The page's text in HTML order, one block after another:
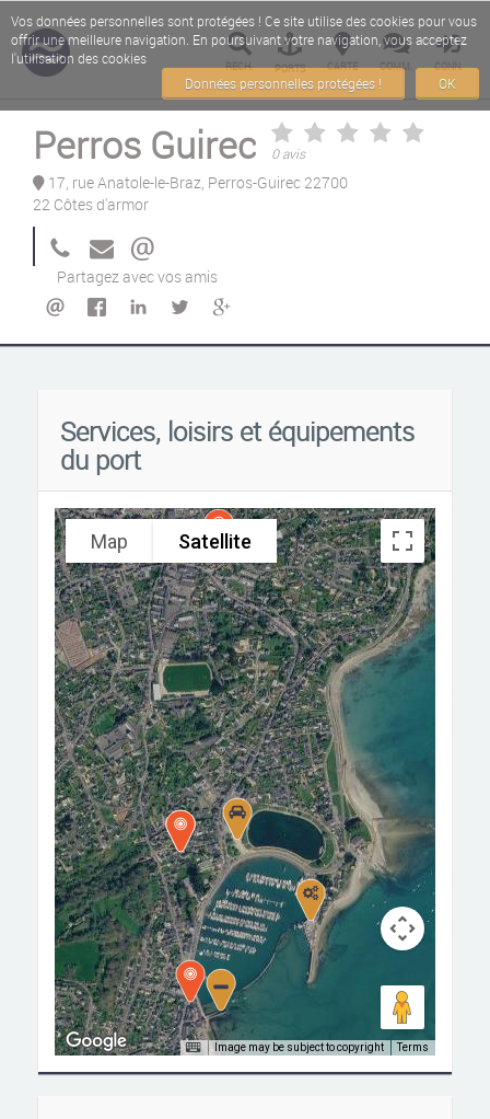
RECH. PORTS CARTE COMM. CONN.
Perros Guirec 0 avis
17, rue Anatole-le-Braz, Perros-Guirec 22700
22 Côtes d'armor
Partagez avec vos amis
Services, loisirs et équipements
du port
Map Satellite
Image may be subject to copyright Terms
Vos données personnelles sont protégées ! Ce site utilise des cookies pour vous
offrir une meilleure navigation. En poursuivant votre navigation, vous acceptez
l'utilisation des cookies
OK
Données personnelles protégées !